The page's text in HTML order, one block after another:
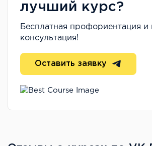
лучший курс?
Бесплатная профориентация и
консультация!
Оставить заявку